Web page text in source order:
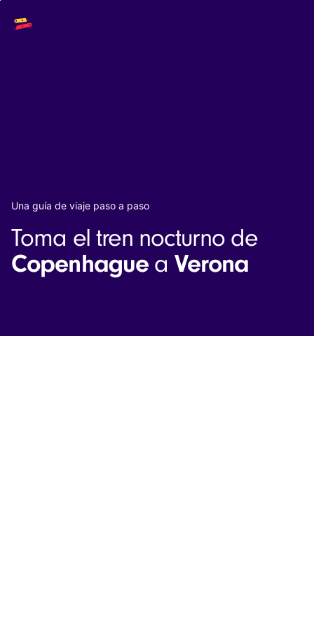
navigation
The API
Book a trip
Interrail passes
Eurail passes
Help & Support
Una guía de viaje paso a paso
Toma el tren nocturno de
Copenhague a Verona